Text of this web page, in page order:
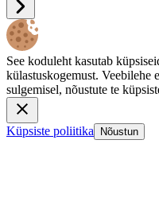
See koduleht kasutab
külastuskogemust. Veebilehe
sulgemisel, nõustute te
Küpsiste poliitika Nõustun